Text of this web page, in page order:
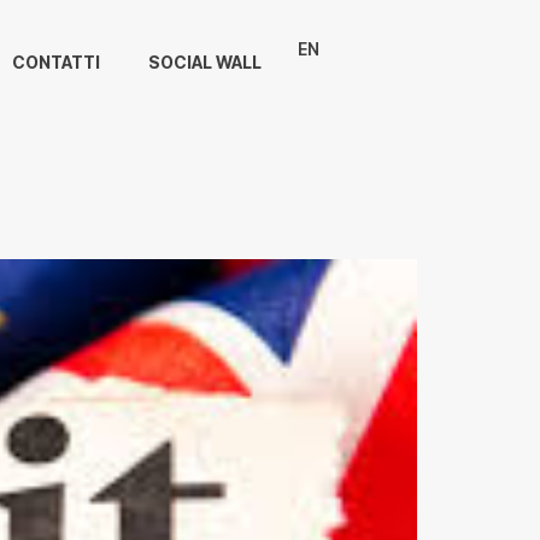
CONTATTI SOCIAL WALL
EN